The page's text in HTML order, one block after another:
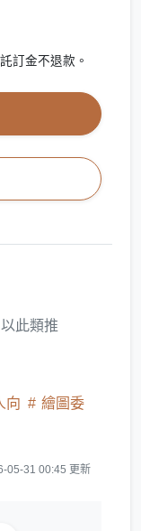
訂金不退款。
此類推
向
繪圖委
05-31 00:45 更新